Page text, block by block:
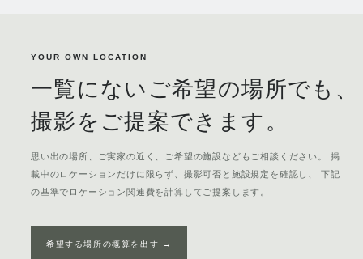
YOUR OWN LOCATION
一覧にないご希望の場所でも、
撮影をご提案できます。
思い出の場所、ご実家の近く、ご希望の施設などもご相談ください。 掲
載中のロケーションだけに限らず、撮影可否と施設規定を確認し、 下記
の基準でロケーション関連費を計算してご提案します。
希望する場所の概算を出す →